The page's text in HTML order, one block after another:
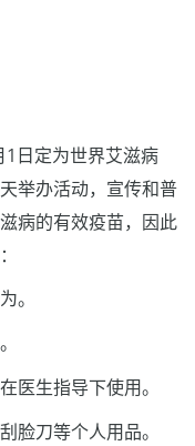
日定为世界艾滋病
举办活动，宣传和普
病的有效疫苗，因此
。
医生指导下使用。
脸刀等个人用品。